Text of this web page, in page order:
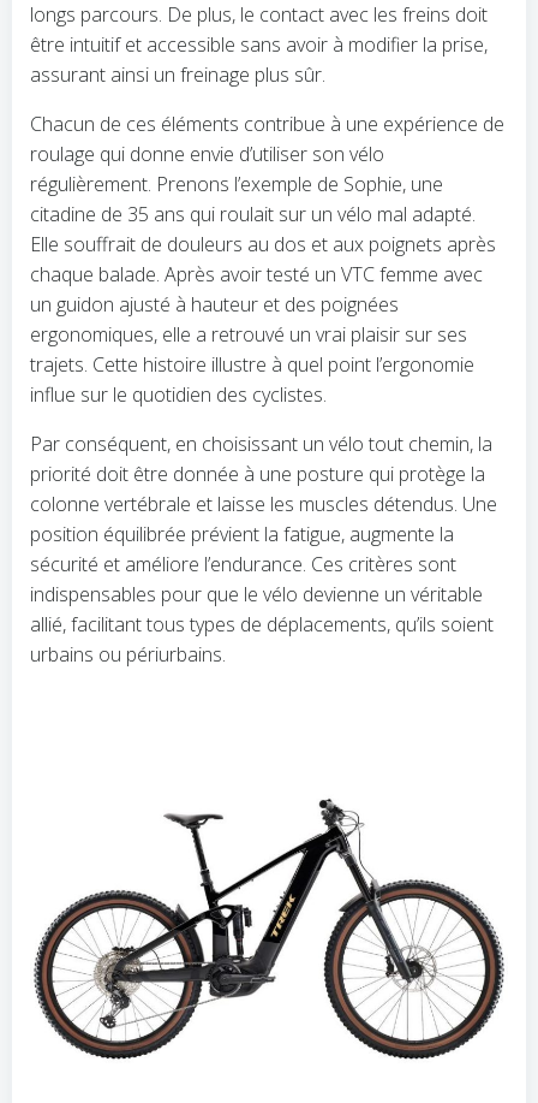
longs parcours. De plus, le contact avec les freins doit
être intuitif et accessible sans avoir à modifier la prise,
assurant ainsi un freinage plus sûr.
Chacun de ces éléments contribue à une expérience de
roulage qui donne envie d’utiliser son vélo
régulièrement. Prenons l’exemple de Sophie, une
citadine de 35 ans qui roulait sur un vélo mal adapté.
Elle souffrait de douleurs au dos et aux poignets après
chaque balade. Après avoir testé un VTC femme avec
un guidon ajusté à hauteur et des poignées
ergonomiques, elle a retrouvé un vrai plaisir sur ses
trajets. Cette histoire illustre à quel point l’ergonomie
influe sur le quotidien des cyclistes.
Par conséquent, en choisissant un vélo tout chemin, la
priorité doit être donnée à une posture qui protège la
colonne vertébrale et laisse les muscles détendus. Une
position équilibrée prévient la fatigue, augmente la
sécurité et améliore l’endurance. Ces critères sont
indispensables pour que le vélo devienne un véritable
allié, facilitant tous types de déplacements, qu’ils soient
urbains ou périurbains.